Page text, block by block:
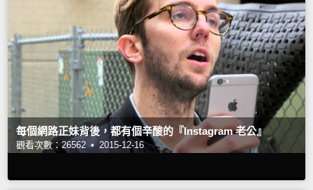
每個網路正妹背後，都有個辛酸的『Instagram 老公』
觀看次數：26562 • 2015-12-16